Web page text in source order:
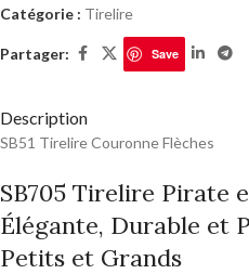
Catégorie : Tirelire
Partager: Save
Description
SB51 Tirelire Couronne Flèches
SB705 Tirelire Pirate
Élégante, Durable et
Petits et Grands